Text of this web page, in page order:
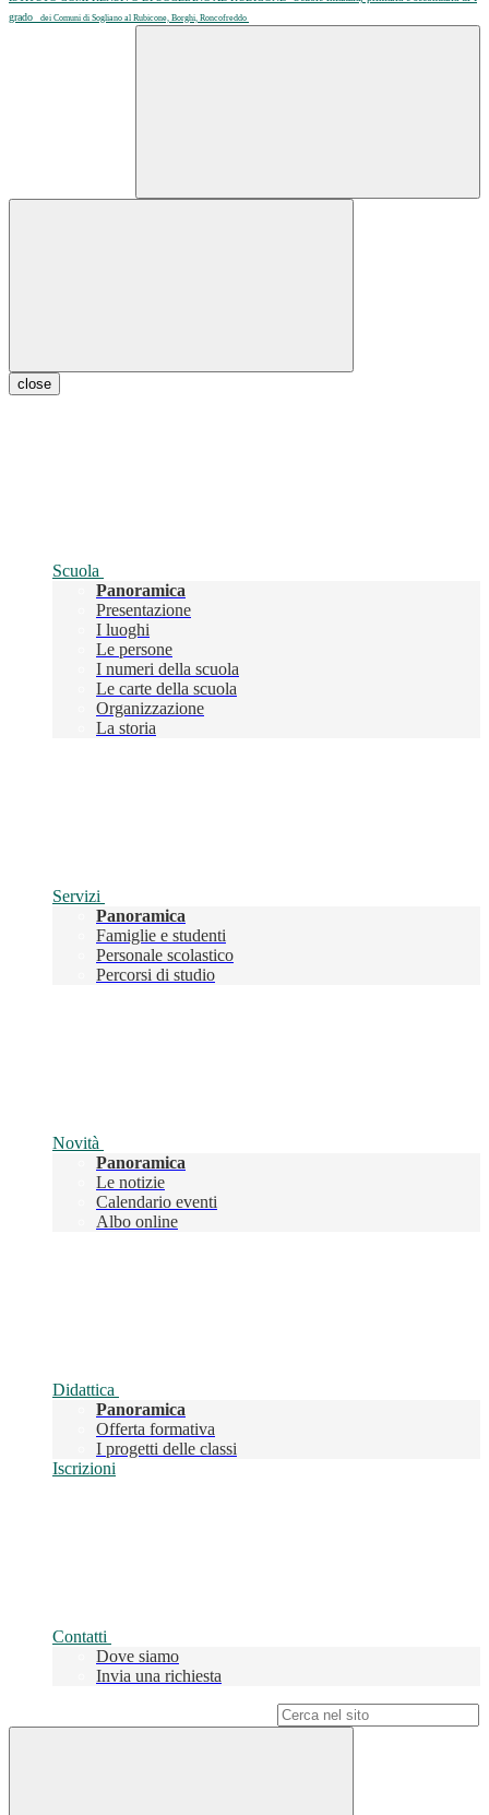
grado
dei Comuni di Sogliano al Rubicone, Borghi, Roncofreddo
close
Scuola
Panoramica
Presentazione
I luoghi
Le persone
I numeri della scuola
Le carte della scuola
Organizzazione
La storia
Servizi
Panoramica
Famiglie e studenti
Personale scolastico
Percorsi di studio
Novità
Panoramica
Le notizie
Calendario eventi
Albo online
Didattica
Panoramica
Offerta formativa
I progetti delle classi
Iscrizioni
Contatti
Dove siamo
Invia una richiesta